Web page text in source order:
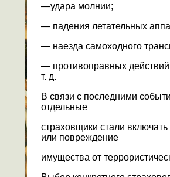
—удара молнии;
— падения летательных
— наезда самоходного
— противоправных действий
т. д.
В связи с последними
отдельные
страховщики стали
или повреждение
имущества от